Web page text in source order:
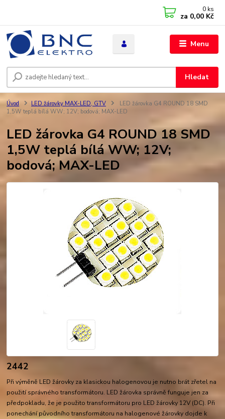
Menu
Hledat
0 ks
za 0,00 Kč
Úvod LED žárovky MAX-LED, GTV
LED žárovka G4 ROUND 18 SMD
1,5W teplá bílá WW; 12V; bodová; MAX-LED
LED žárovka G4 ROUND 18 SMD
1,5W teplá bílá WW; 12V;
bodová; MAX-LED
2442
Při výměně LED žárovky za klasickou halogenovou je nutno brát zřetel na
použití správného transformátoru. LED žárovka správně funguje jen za
předpokladu, že je použito transformátoru pro LED žárovky 12V (DC). Při
ponechání původního transformátoru na halogenové žárovky dojde k